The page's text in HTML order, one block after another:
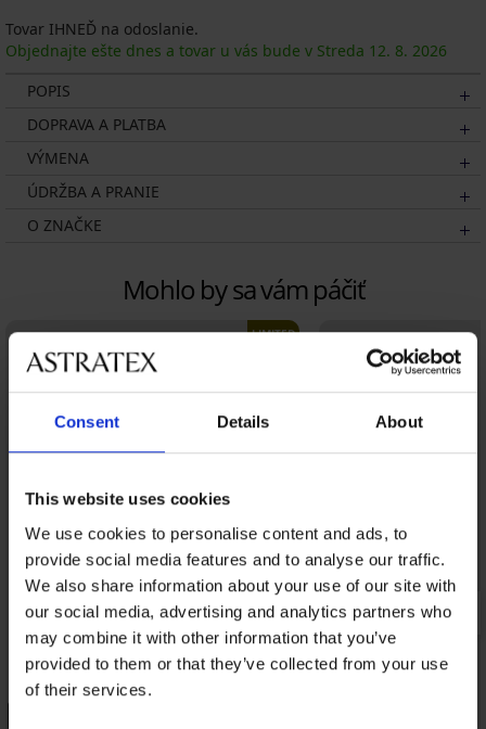
Consent Details About
This website uses cookies
We use cookies to personalise content and ads, to
provide social media features and to analyse our traffic.
We also share information about your use of our site with
our social media, advertising and analytics partners who
may combine it with other information that you’ve
provided to them or that they’ve collected from your use
of their services.
Tovar IHNEĎ na odoslanie.
Objednajte ešte dnes a tovar u vás bude v Streda 12. 8. 2026
POPIS
DOPRAVA A PLATBA
VÝMENA
ÚDRŽBA A PRANIE
O ZNAČKE
Mohlo by sa vám páčiť
LIMITED